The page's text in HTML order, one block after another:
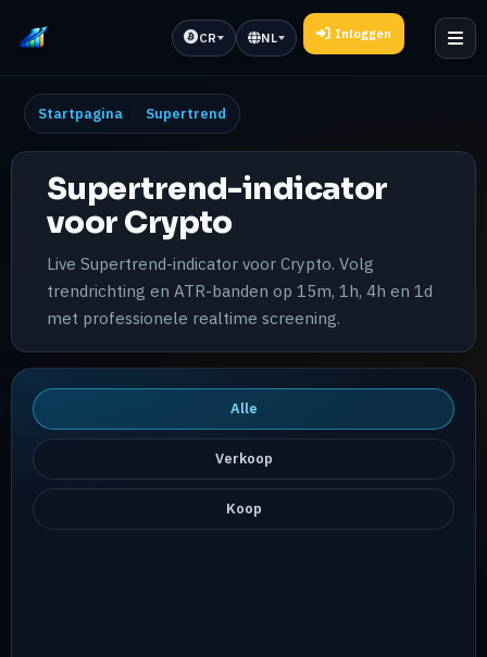
CR NL Inloggen
Startpagina Supertrend
Supertrend-indicator
voor Crypto
Live Supertrend-indicator voor Crypto. Volg
trendrichting en ATR-banden op 15m, 1h, 4h en 1d
met professionele realtime screening.
Alle
Verkoop
Koop